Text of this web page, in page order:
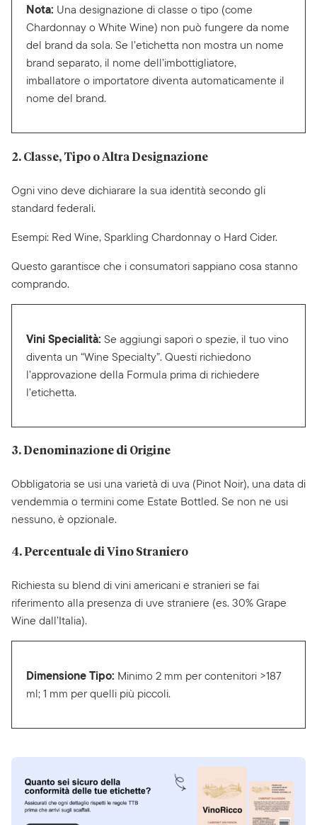
Nota: Una designazione di classe o tipo (come
Chardonnay o White Wine) non può fungere da nome
del brand da sola. Se l’etichetta non mostra un nome
brand separato, il nome dell’imbottigliatore,
imballatore o importatore diventa automaticamente il
nome del brand.
2. Classe, Tipo o Altra Designazione
Ogni vino deve dichiarare la sua identità secondo gli
standard federali.
Esempi: Red Wine, Sparkling Chardonnay o Hard Cider.
Questo garantisce che i consumatori sappiano cosa stanno
comprando.
Vini Specialità: Se aggiungi sapori o spezie, il tuo vino
diventa un “Wine Specialty”. Questi richiedono
l’approvazione della Formula prima di richiedere
l’etichetta.
3. Denominazione di Origine
Obbligatoria se usi una varietà di uva (Pinot Noir), una data di
vendemmia o termini come Estate Bottled. Se non ne usi
nessuno, è opzionale.
4. Percentuale di Vino Straniero
Richiesta su blend di vini americani e stranieri se fai
riferimento alla presenza di uve straniere (es. 30% Grape
Wine dall’Italia).
Dimensione Tipo: Minimo 2 mm per contenitori >187
ml; 1 mm per quelli più piccoli.